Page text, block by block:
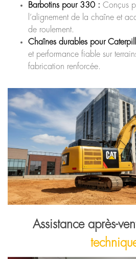
Barbotins pour 330 : Conçus
l’alignement de la chaîne et
de roulement.
Chaînes durables pour
et performance fiable sur
fabrication renforcée.
Assistance après-